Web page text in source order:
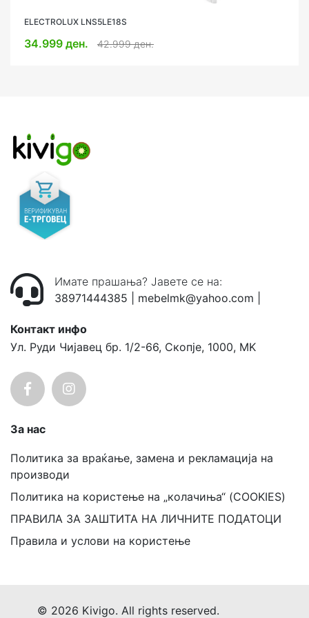
ELECTROLUX LNS5LE18S
34.999 ден. 42.999 ден.
WHIRLPOOL WHK 25364 XP4E
28.999 ден. 38.999 ден.
Имате прашања? Јавете се на:
38971444385
mebelmk@yahoo.com
Контакт инфо
Ул. Руди Чијавец бр. 1/2-66, Скопје, 1000, MK
За нас
Политика за враќање, замена и рекламација на
производи
Политика на користење на „колачиња“ (COOKIES)
ПРАВИЛА ЗА ЗАШТИТА НА ЛИЧНИТЕ ПОДАТОЦИ
Правила и услови на користење
© 2026 Kivigo. All rights reserved.